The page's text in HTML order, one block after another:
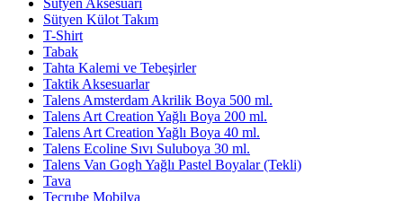
Sütyen Aksesuarı
Sütyen Külot Takım
T-Shirt
Tabak
Tahta Kalemi ve Tebeşirler
Taktik Aksesuarlar
Talens Amsterdam Akrilik Boya 500 ml.
Talens Art Creation Yağlı Boya 200 ml.
Talens Art Creation Yağlı Boya 40 ml.
Talens Ecoline Sıvı Suluboya 30 ml.
Talens Van Gogh Yağlı Pastel Boyalar (Tekli)
Tava
Tecrube Mobilya